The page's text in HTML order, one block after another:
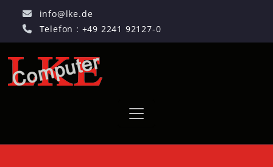
info@lke.de
Telefon : +49 2241 92127-0